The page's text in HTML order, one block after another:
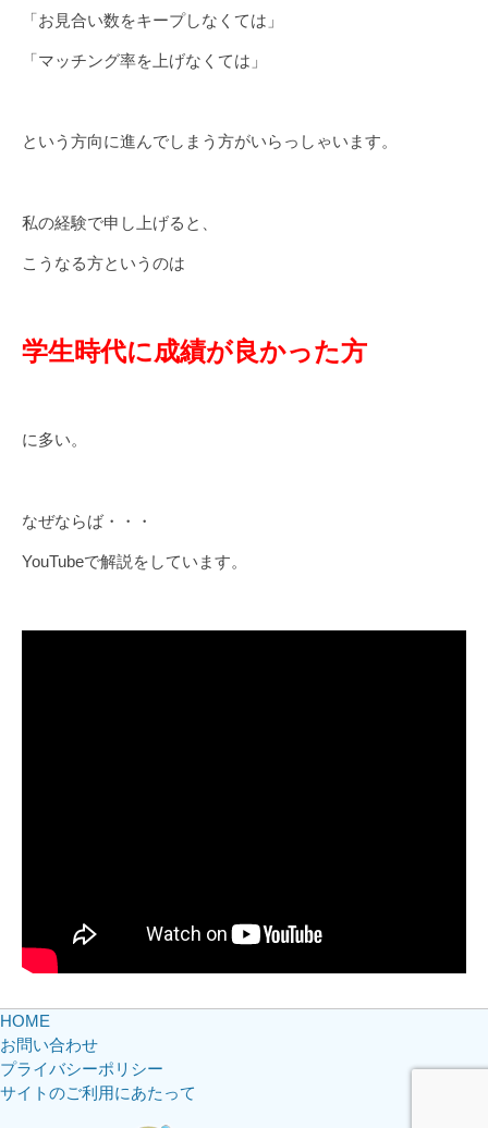
「お見合い数をキープしなくては」
「マッチング率を上げなくては」
という方向に進んでしまう方がいらっしゃいます。
私の経験で申し上げると、
こうなる方というのは
学生時代に成績が良かった方
に多い。
なぜならば・・・
YouTubeで解説をしています。
HOME
お問い合わせ
プライバシーポリシー
サイトのご利用にあたって